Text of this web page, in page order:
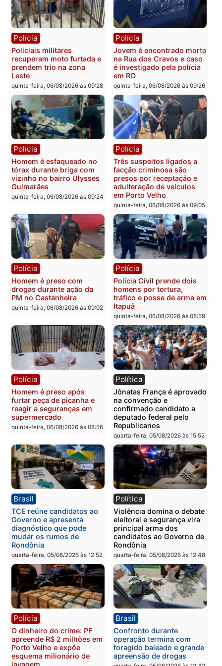
Tragédia na BR-364:
colisão entre caminhão e
carro deixa quatro mortos
em Porto Velho
quinta-feira, 06/08/2026 às 20:51
Ministro Dias Tofolli , do
TSE, determina
e processamento da
que pode levar à perda
mandato da prefeita de
Pimenta Bueno
quinta-feira, 06/08/2026 às
Polícia
Policiais militares
recuperam moto furtada e
prendem trio na zona
Leste
quinta-feira, 06/08/2026 às 09:28
Polícia
Jovem é encontrado
na Rua dos Cravos e
é investigado pela
em RO
quinta-feira, 06/08/2026 às
Polícia
Homem é esfaqueado no
tórax durante briga com
vizinho no bairro Ulysses
Guimarães
quinta-feira, 06/08/2026 às 09:24
Polícia
Três suspeitos ligados a
facção criminosa são
presos por receptação e
adulteração de veículos
em Porto Velho
quinta-feira, 06/08/2026 às
Polícia
Homem é preso com
drogas durante ação da
PM no Castanheira
Polícia
Polícia Civil prende dois
homens por tortura,
tráfico e posse de arma
Itapuã
quinta-feira, 06/08/2026 às
Polícia
Homem é preso após
furtar peça de picanha e
reagir a seguranças em
supermercado
quinta-feira, 06/08/2026 às 08:56
Política
Jônatas França é
na convenção e
confirmado candidato a
deputado federal pelo
Republicanos
quarta-feira, 05/08/2026 às
Brasil Política